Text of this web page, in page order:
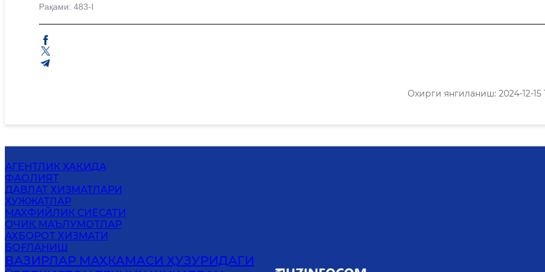
Рақами: 483-I
Охирги янгиланиш: 2024-12-15
АГЕНТЛИК ҲАҚИДА
ФАОЛИЯТ
ДАВЛАТ ХИЗМАТЛАРИ
ҲУЖЖАТЛАР
MАХФИЙЛИК СИЁСАТИ
ОЧИҚ МАЪЛУМОТЛАР
АХБОРОТ ХИЗМАТИ
БОҒЛАНИШ
ВАЗИРЛАР МАҲКАМАСИ ҲУЗУРИДАГИ